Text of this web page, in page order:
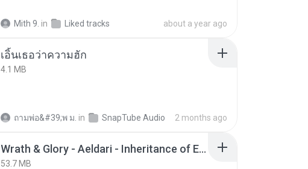
Mith 9. in Liked tracks about a year ago
เอิ้นเธอว่าความฮัก
4.1 MB
ถามพ่อ&#39;พ ม. in SnapTube Audio 2 months ago
Wrath & Glory - Aeldari - Inheritance of Embers.pdf
53.7 MB